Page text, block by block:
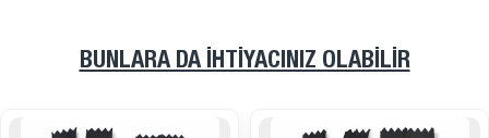
BUNLARA DA İHTIYACINIZ OLABILIR